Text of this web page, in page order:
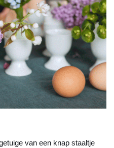
van een knap staaltje